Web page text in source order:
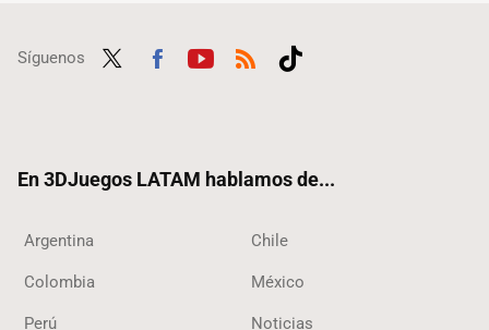
Síguenos
En 3DJuegos LATAM hablamos de...
Argentina Chile
Colombia México
Perú Noticias